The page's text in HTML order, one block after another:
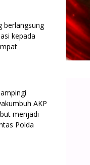
berlangsung
kepada
AKP
menjadi
Polda